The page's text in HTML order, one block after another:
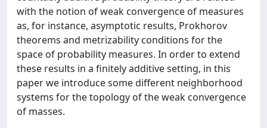
with the notion of weak convergence of measures
as, for instance, asymptotic results, Prokhorov
theorems and metrizability conditions for the
space of probability measures. In order to extend
these results in a finitely additive setting, in this
paper we introduce some different neighborhood
systems for the topology of the weak convergence
of masses.